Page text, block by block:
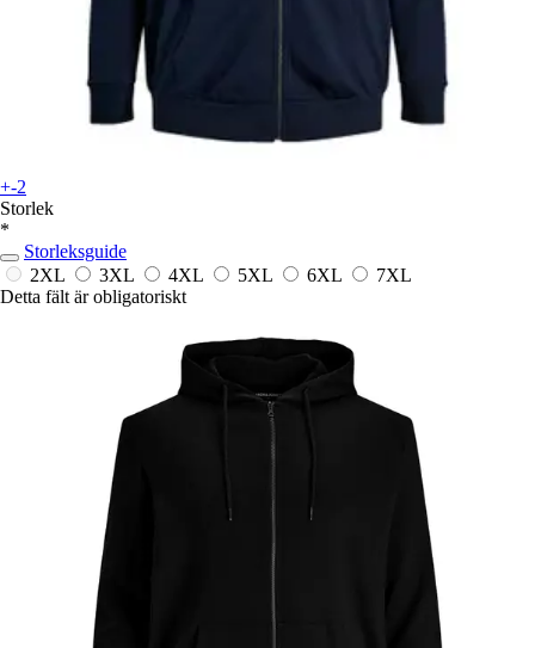
+-2
Storlek
*
Storleksguide
2XL
3XL 4XL 5XL 6XL
7XL
Detta fält är obligatoriskt